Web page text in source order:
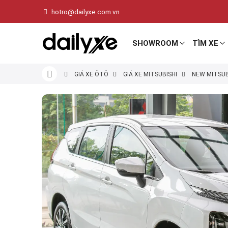
hotro@dailyxe.com.vn
SHOWROOM TÌM XE
GIÁ XE ÔTÔ GIÁ XE MITSUBISHI NEW